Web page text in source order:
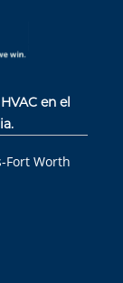
en el
Fort Worth